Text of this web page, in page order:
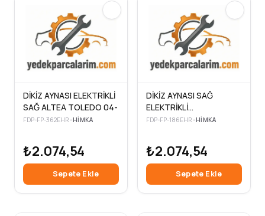
DİKİZ AYNASI ELEKTRİKLİ
SAĞ ALTEA TOLEDO 04-
FDP-FP-362EHR •HIMKA
₺2.074,54
Sepete Ekle
DİKİZ AYNASI SAĞ
ELEKTRİKLİ
TRANSPORTER T4 90-
FDP-FP-186EHR •HIMKA
₺2.074,54
Sepete Ekle